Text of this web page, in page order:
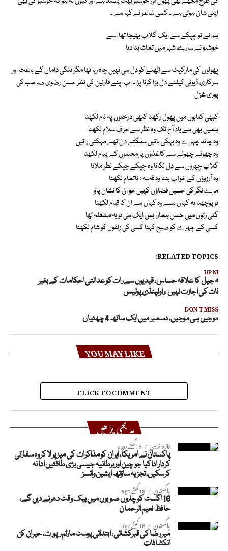
اپنی شان ہوتی ہے ـ کسی شاعر نے کہا ہے ـ
ہم نے تو چپکے سے ایک گلاب بھیجا تھا اسے
خوشبو نے سارے شہر میں تماشابنا دیا
پھولوں کی مارکیٹ سے اٹھنے کو دل ہی نہیں چاہ رہا تھا مگر تنگی داماں کے باعث اور
سرکاری ڈیوٹی کیلئے دل بڑا کرنا پڑاـ اب اپنے قارئین کی نظر حسن رضوی صاحب کی
پوری غزل
کبھی کتابوں میں پھول رکھنا کبھی درختوں پہ نام لکھنا
ہمیں بھی ہے یاد آج تک وہ نظر سے حرف سلام لکھنا
وہ چاند چہرے وہ بہکی باتیں سلگتے دن تھے مہکتی راتیں
وہ چھوٹے چھوٹے سے کاغذوں پر محبتوں کے پیام لکھنا
گلاب چہروں سے دل لگانا وہ چپکے چپکے نظر ملانا
وہ آرزوؤں کے خواب بننا وہ قصہء ناتمام لکھنا
مرے نگر کی حسیں فضاؤں کہیں جو ان کا نشان پاؤ
تو پوچھنا یہ کہاں بسے وہ کہاں ہے ان کا قیام لکھنا
گئی رتوں میں حسن ہمارا بس ایک ہی تو یہ مشغلہ تھا
کسی کے چہرے کو صبح کہنا کسی کی زلفوں کو شام لکھنا
RELATED TOPICS:
UP
جیل کا علاقہ حساس، قیدیوں سے رات کو عدالتی احکامات کے بغیر
کی اجازت نہیں ،راولپنڈی پولیس
DON'T MISS
موجیں ہی موجیں، دسمبر میں ایک ساتھ 4 چھٹیاں
YOU MAY LIKE
CLICK TO COMMENT
یہ بھی پڑھیں
تازہ ترین 18 گھنٹے ago
پاکستان نے امریکا، ایران کو مذاکرات کی میز پر لا کر وہ سفارتی
کردار اداکیا جو چین اور برطانیہ جیسی بڑی طاقتیں ادا نہ
کرسکیں، تجزیہ ساؤتھ ایشین وائسز
پاکستان 18 گھنٹے ago
16 اگست کو چاروں صوبوں میں بیک وقت دھرنے دیں گے،
حافظ نعیم الرحمان
پاکستان 18 گھنٹے ago
میر رضا کی قبرکشائی، ابتدائی پوسٹ مارٹم رپورٹ، حیران کن
انکشافات